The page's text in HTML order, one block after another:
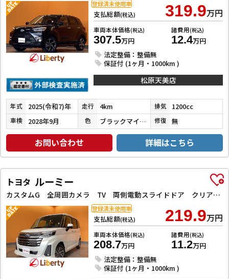
支払総額(税込) 319.9万円
車両本体価格(税込)
307.5万円
諸費用(税込)
12.4万円
法定整備：整備無
保証付 (1ヶ月・1000km )
登録済未使用車
松原天美店
年式 2025(令和7)年 走行 4km 排気 1200cc
車検 2028年9月 色 ブラックマイカメタリック 修復 無
お問い合わせ 詳細はこちら
トヨタ ルーミー
カスタムG 全周囲カメラ TV 両側電動スライドドア クリアランスソナー オートクルーズコントロール 衝突被害軽減システム アルミホイール オートライト LEDヘッドランプ スマートキー アイドリングストップ
支払総額(税込) 219.9万円
車両本体価格(税込)
208.7万円
諸費用(税込)
11.2万円
法定整備：整備無
保証付 (1ヶ月・1000km )
登録済未使用車